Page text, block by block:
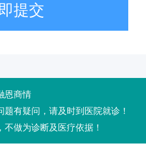
提交
恩商情
有疑问，请及时到医院就诊！
做为诊断及医疗依据！